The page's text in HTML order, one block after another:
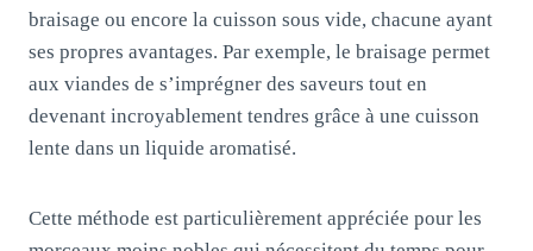
braisage ou encore la cuisson sous vide, chacune ayant
ses propres avantages. Par exemple, le braisage permet
aux viandes de s’imprégner des saveurs tout en
devenant incroyablement tendres grâce à une cuisson
lente dans un liquide aromatisé.
Cette méthode est particulièrement appréciée pour les